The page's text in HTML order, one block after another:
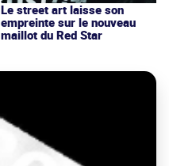
Le street art laisse son
empreinte sur le nouveau
maillot du Red Star